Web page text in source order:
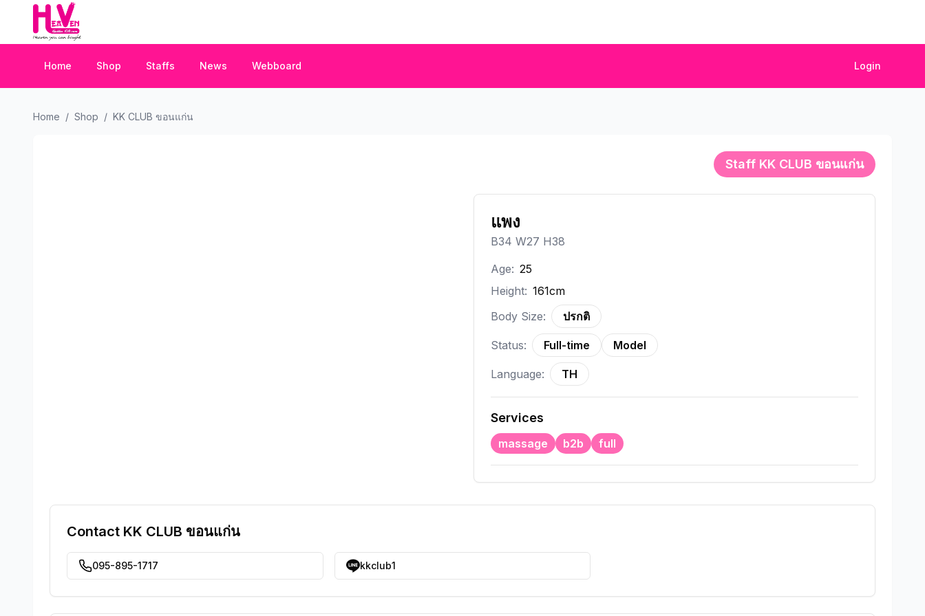
Home Shop Staffs News Webboard Login
Home / Shop / KK CLUB ขอนแก่น
Staff KK CLUB ขอนแก่น
แพง
B34 W27 H38
Age: 25
Height: 161cm
Body Size:
ปรกติ
Status: Full-time Model
Language: TH
Services
massage b2b full
Contact KK CLUB ขอนแก่น
095-895-1717 kkclub1